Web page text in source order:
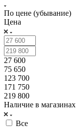
По цене (убывание)
Цена
27 600
75 650
123 700
171 750
219 800
Наличие в магазинах
Все